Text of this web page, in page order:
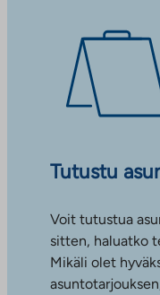
Tutustu
Voit tutustua
sitten, haluatko
Mikäli olet